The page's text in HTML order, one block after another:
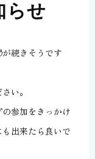
らせ
続きそうです
い。
参加をきっかけ
出来たら良いで